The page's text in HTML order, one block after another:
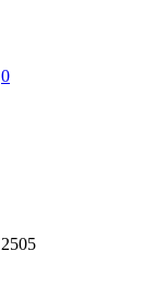
0
2505